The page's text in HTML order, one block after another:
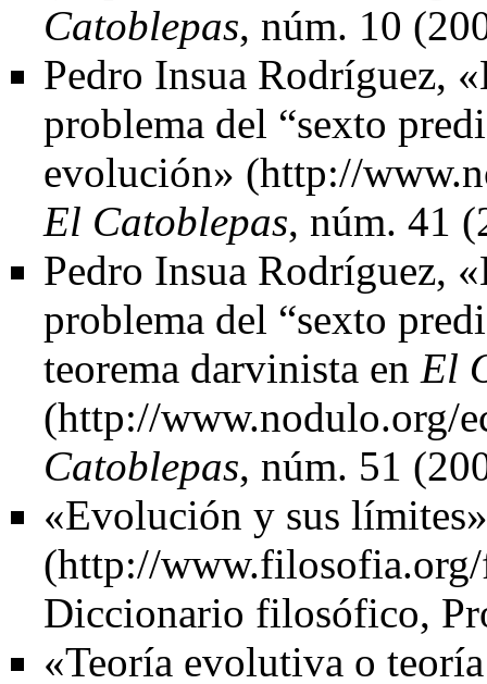
Catoblepas, núm. 10
Pedro Insua Rodríguez,
problema del “sexto
evolución»
El Catoblepas, núm. 41
Pedro Insua Rodríguez,
problema del “sexto
teorema darvinista en El
Catoblepas, núm. 51
«Evolución y sus límites»
Diccionario filosófico,
«Teoría evolutiva o